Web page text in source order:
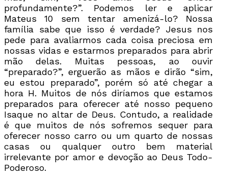
profundamente?”. Podemos ler e aplicar
Mateus 10 sem tentar amenizá-lo? Nossa
família sabe que isso é verdade? Jesus nos
pede para avaliarmos cada coisa preciosa em
nossas vidas e estarmos preparados para abrir
mão delas. Muitas pessoas, ao ouvir
“preparado?”, erguerão as mãos e dirão “sim,
eu estou preparado”, porém só até chegar a
hora H. Muitos de nós diríamos que estamos
preparados para oferecer até nosso pequeno
Isaque no altar de Deus. Contudo, a realidade
é que muitos de nós sofremos sequer para
oferecer nosso carro ou um quarto de nossas
casas ou qualquer outro bem material
irrelevante por amor e devoção ao Deus Todo-
Poderoso.